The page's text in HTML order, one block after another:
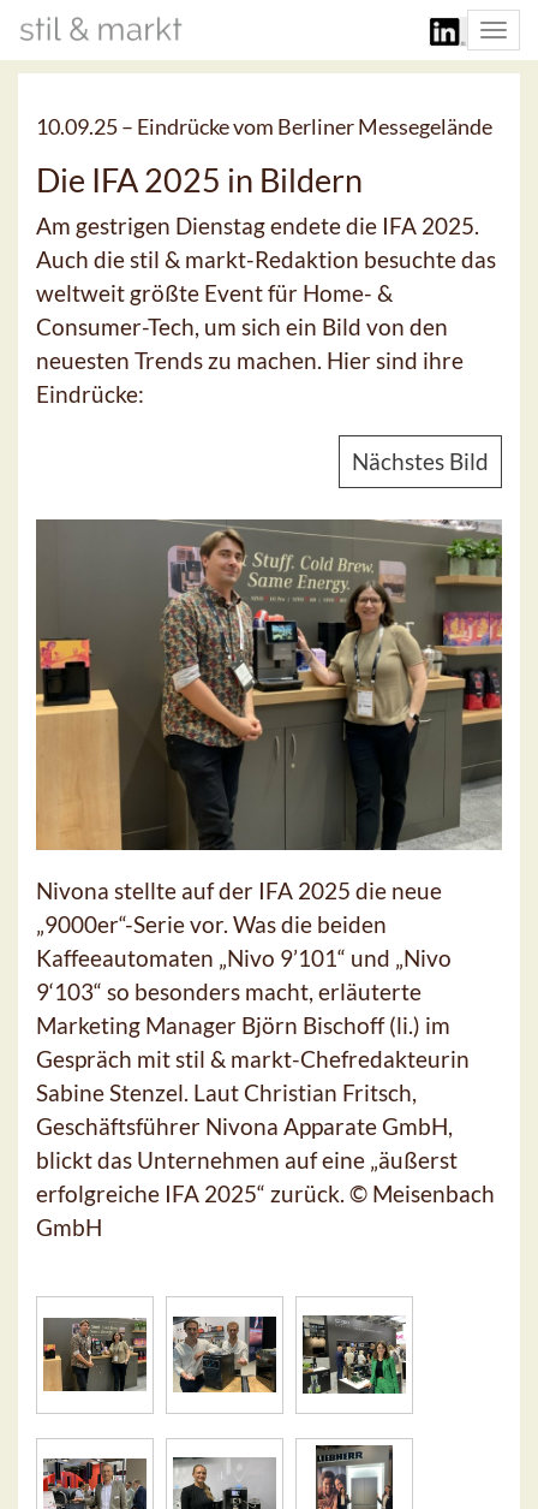
10.09.25 – Eindrücke vom Berliner Messegelände
Die IFA 2025 in Bildern
Am gestrigen Dienstag endete die IFA 2025.
Auch die stil & markt-Redaktion besuchte das
weltweit größte Event für Home- &
Consumer-Tech, um sich ein Bild von den
neuesten Trends zu machen. Hier sind ihre
Eindrücke:
Nächstes Bild
Nivona stellte auf der IFA 2025 die neue
„9000er“-Serie vor. Was die beiden
Kaffeeautomaten „Nivo 9’101“ und „Nivo
9‘103“ so besonders macht, erläuterte
Marketing Manager Björn Bischoff (li.) im
Gespräch mit stil & markt-Chefredakteurin
Sabine Stenzel. Laut Christian Fritsch,
Geschäftsführer Nivona Apparate GmbH,
blickt das Unternehmen auf eine „äußerst
erfolgreiche IFA 2025“ zurück. © Meisenbach
GmbH